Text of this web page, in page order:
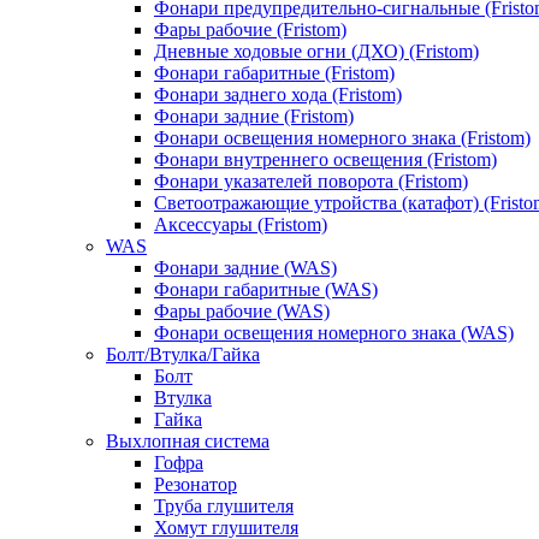
Фонари предупредительно-сигнальные
Фары рабочие (Fristom)
Дневные ходовые огни (ДХО) (Fristom)
Фонари габаритные (Fristom)
Фонари заднего хода (Fristom)
Фонари задние (Fristom)
Фонари освещения номерного знака (Fristom)
Фонари внутреннего освещения (Fristom)
Фонари указателей поворота (Fristom)
Светоотражающие утройства (катафот)
Аксессуары (Fristom)
WAS
Фонари задние (WAS)
Фонари габаритные (WAS)
Фары рабочие (WAS)
Фонари освещения номерного знака (WAS)
Болт/Втулка/Гайка
Болт
Втулка
Гайка
Выхлопная система
Гофра
Резонатор
Труба глушителя
Хомут глушителя